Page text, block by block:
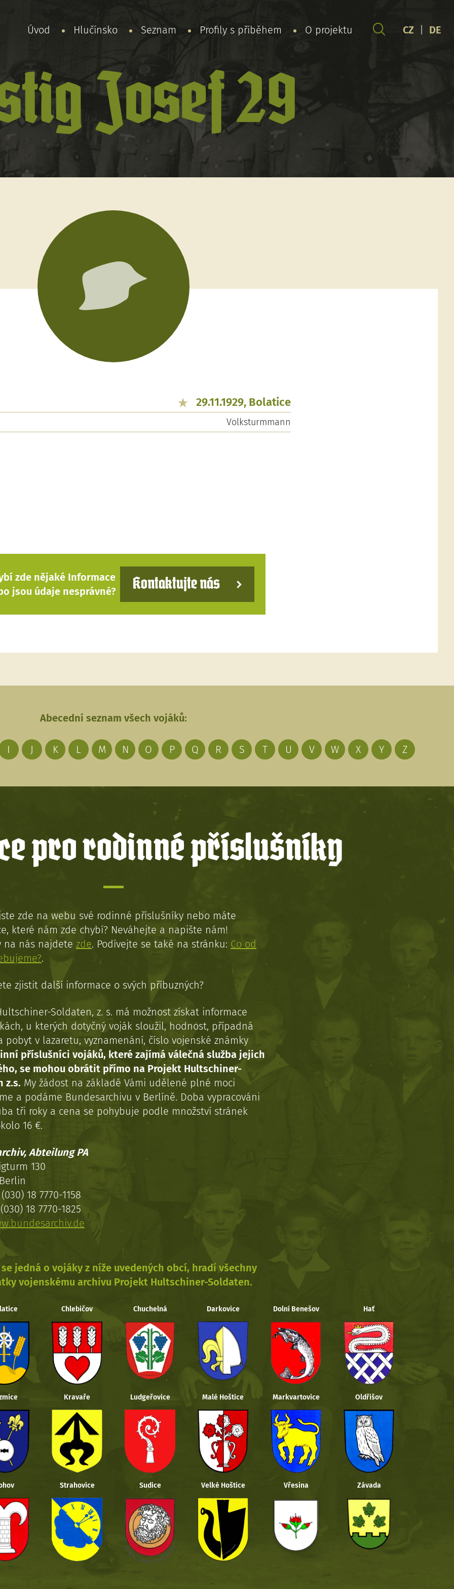
Úvod Hlučínsko Seznam Profily s příběhem O projektu CZ DE
Josef 29
29.11.1929, Bolatice
Volksturmmann
zde nějaké Informace
jsou údaje nesprávné?
Kontaktujte nás
Abecední seznam všech vojáků:
I J K L M N O P Q R S T U V W X Y Z
pro rodinné příslušníky
zde na webu své rodinné příslušníky nebo máte
které nám zde chybí? Neváhejte a napište nám!
na nás najdete zde. Podívejte se také na stránku: Co od
.
zjistit další informace o svých příbuzných?
Soldaten, z. s. má možnost získat informace
u kterých dotyčný voják sloužil, hodnost, případná
pobyt v lazaretu, vyznamenání, číslo vojenské známky
příslušníci vojáků, které zajímá válečná služba jejich
se mohou obrátit přímo na Projekt Hultschiner-
z.s. My žádost na základě Vámi udělené plné moci
a podáme Bundesarchivu v Berlíně. Doba vypracováni
tři roky a cena se pohybuje podle množství stránek
16 €.
Abteilung PA
130
18 7770-1158
18 7770-1825
se jedná o vojáky z níže uvedených obcí, hradí všechny
vojenskému archivu Projekt Hultschiner-Soldaten.
Chlebičov Chuchelná Darkovice Dolní Benešov Hať
Kravaře Ludgeřovice Malé Hoštice Markvartovice Oldřišov
Strahovice Sudice Velké Hoštice Vřesina Závada